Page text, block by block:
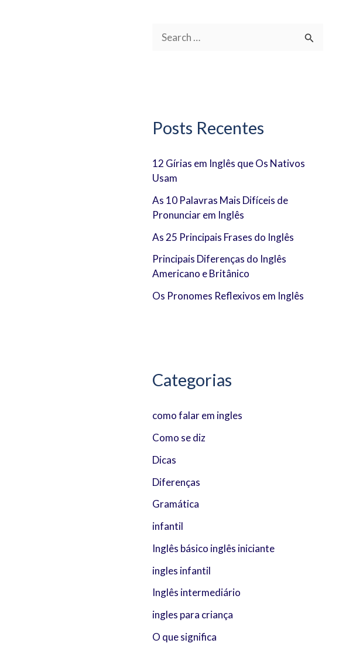
u
s
a
r
p
o
r
:
Posts Recentes
12 Gírias em Inglês que Os Nativos
Usam
As 10 Palavras Mais Difíceis de
Pronunciar em Inglês
As 25 Principais Frases do Inglês
Principais Diferenças do Inglês
Americano e Britânico
Os Pronomes Reflexivos em Inglês
Categorias
como falar em ingles
Como se diz
Dicas
Diferenças
Gramática
infantil
Inglês básico inglês iniciante
ingles infantil
Inglês intermediário
ingles para criança
O que significa